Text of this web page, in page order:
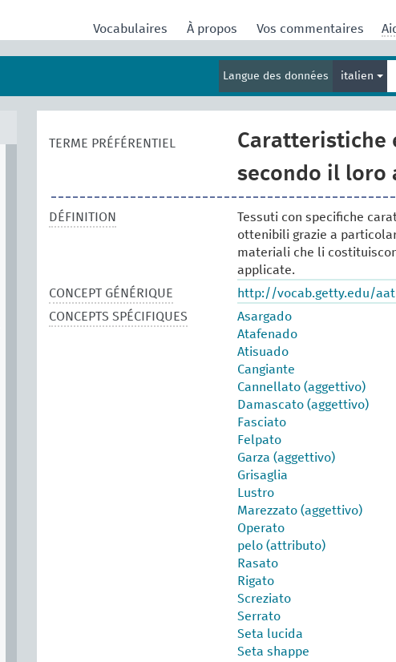
Vocabulaires À propos Vos commentaires
Langue des données italien
TERME PRÉFÉRENTIEL
Caratteristiche
secondo il loro
DÉFINITION
Tessuti con specifiche
ottenibili grazie a
materiali che li
applicate.
CONCEPT GÉNÉRIQUE
http://vocab.getty.edu/
CONCEPTS SPÉCIFIQUES
Asargado
Atafenado
Atisuado
Cangiante
Cannellato (aggettivo)
Damascato (aggettivo)
Fasciato
Felpato
Garza (aggettivo)
Grisaglia
Lustro
Marezzato (aggettivo)
Operato
pelo (attributo)
Rasato
Rigato
Screziato
Serrato
Seta lucida
Seta shappe